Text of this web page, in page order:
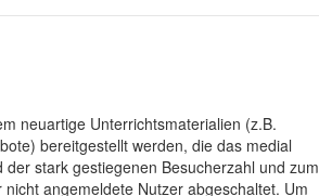
neuartige Unterrichtsmaterialien (z.B.
bereitgestellt werden, die das medial
stark gestiegenen Besucherzahl und zum
angemeldete Nutzer abgeschaltet. Um